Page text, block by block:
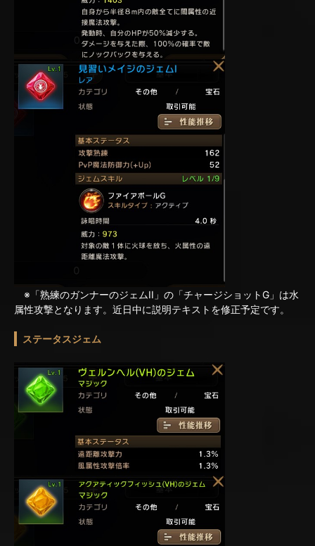
※「熟練のガンナーのジェムII」の「チャージショットG」は水
属性攻撃となります。近日中に説明テキストを修正予定です。
ステータスジェム